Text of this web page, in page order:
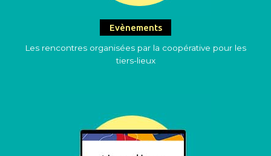
Evènements
Les rencontres organisées par la coopérative pour les
tiers-lieux